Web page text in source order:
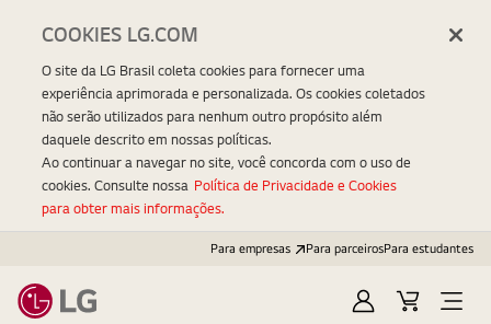
Para empresas Para parceirosPara estudantes
EntrarCarrinhoOpen
COOKIES LG.COM
O site da LG Brasil coleta cookies para fornecer uma
experiência aprimorada e personalizada. Os cookies coletados
não serão utilizados para nenhum outro propósito além
daquele descrito em nossas políticas.
Ao continuar a navegar no site, você concorda com o uso de
cookies. Consulte nossa Política de Privacidade e Cookies
para obter mais informações.